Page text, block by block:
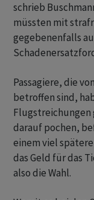
schrieb
müssten mit
gegebenenfalls
Passagiere, die
betroffen sind,
Flugstreichungen
darauf pochen,
einem viel
das Geld für das
also die Wahl.